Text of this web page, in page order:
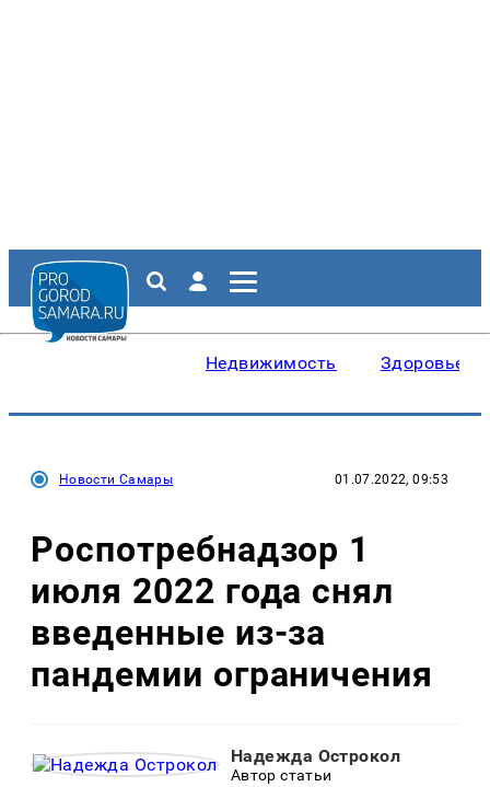
Недвижимость Здоровье
Новости Самары 01.07.2022, 09:53
Роспотребнадзор 1
июля 2022 года снял
введенные из-за
пандемии ограничения
Надежда Острокол
Автор статьи